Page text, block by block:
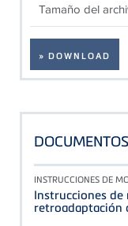
Tamaño del
» DOWNLOAD
INSTRUCCIONES DE
Instrucciones de
retroadaptación